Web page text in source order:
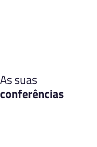
As suas
conferências